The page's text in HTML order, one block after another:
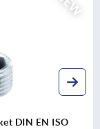
K1174
Spring